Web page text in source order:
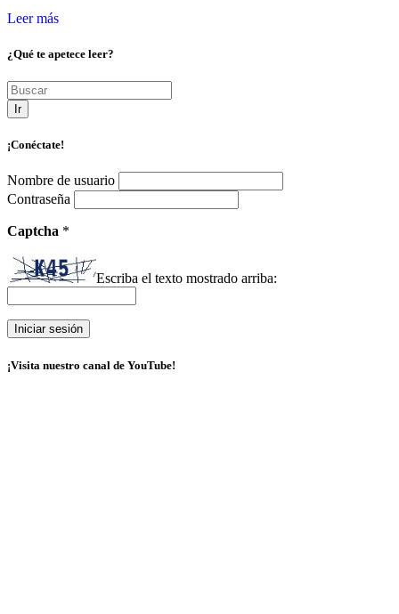
Leer más
¿Qué te apetece leer?
Ir
¡Conéctate!
Nombre de usuario
Contraseña
Captcha *
Escriba el texto mostrado arriba:
¡Visita nuestro canal de YouTube!